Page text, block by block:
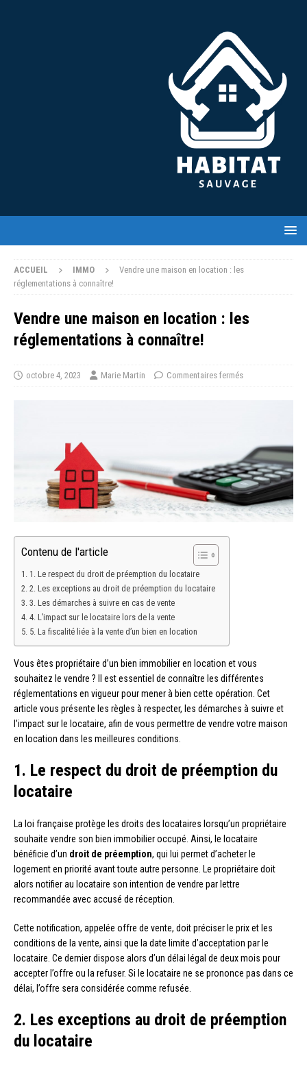
ACCUEIL IMMO
Vendre une maison en location : les
réglementations à connaître!
Vendre une maison en location : les
réglementations à connaître!
octobre 4, 2023 Marie Martin Commentaires fermés
Contenu de l'article
1. Le respect du droit de préemption du locataire
2. Les exceptions au droit de préemption du locataire
3. Les démarches à suivre en cas de vente
4. L’impact sur le locataire lors de la vente
5. La fiscalité liée à la vente d’un bien en location
Vous êtes propriétaire d’un bien immobilier en location et vous
souhaitez le vendre ? Il est essentiel de connaître les différentes
réglementations en vigueur pour mener à bien cette opération. Cet
article vous présente les règles à respecter, les démarches à suivre et
l’impact sur le locataire, afin de vous permettre de vendre votre maison
en location dans les meilleures conditions.
1. Le respect du droit de préemption du
locataire
La loi française protège les droits des locataires lorsqu’un propriétaire
souhaite vendre son bien immobilier occupé. Ainsi, le locataire
bénéficie d’un droit de préemption, qui lui permet d’acheter le
logement en priorité avant toute autre personne. Le propriétaire doit
alors notifier au locataire son intention de vendre par lettre
recommandée avec accusé de réception.
Cette notification, appelée offre de vente, doit préciser le prix et les
conditions de la vente, ainsi que la date limite d’acceptation par le
locataire. Ce dernier dispose alors d’un délai légal de deux mois pour
accepter l’offre ou la refuser. Si le locataire ne se prononce pas dans ce
délai, l’offre sera considérée comme refusée.
2. Les exceptions au droit de préemption
du locataire